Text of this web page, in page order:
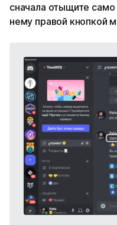
сначала отыщите
нему правой кнопкой